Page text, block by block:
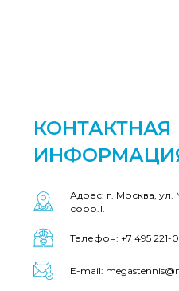
КОНТАКТНАЯ
Адрес: г. Москва, ул.
соор.1.
Телефон: +7 495 221-
E-mail: